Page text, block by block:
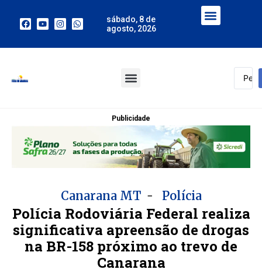
sábado, 8 de
agosto, 2026
Publicidade
Canarana MT - Polícia
Polícia Rodoviária Federal realiza
significativa apreensão de drogas
na BR-158 próximo ao trevo de
Canarana